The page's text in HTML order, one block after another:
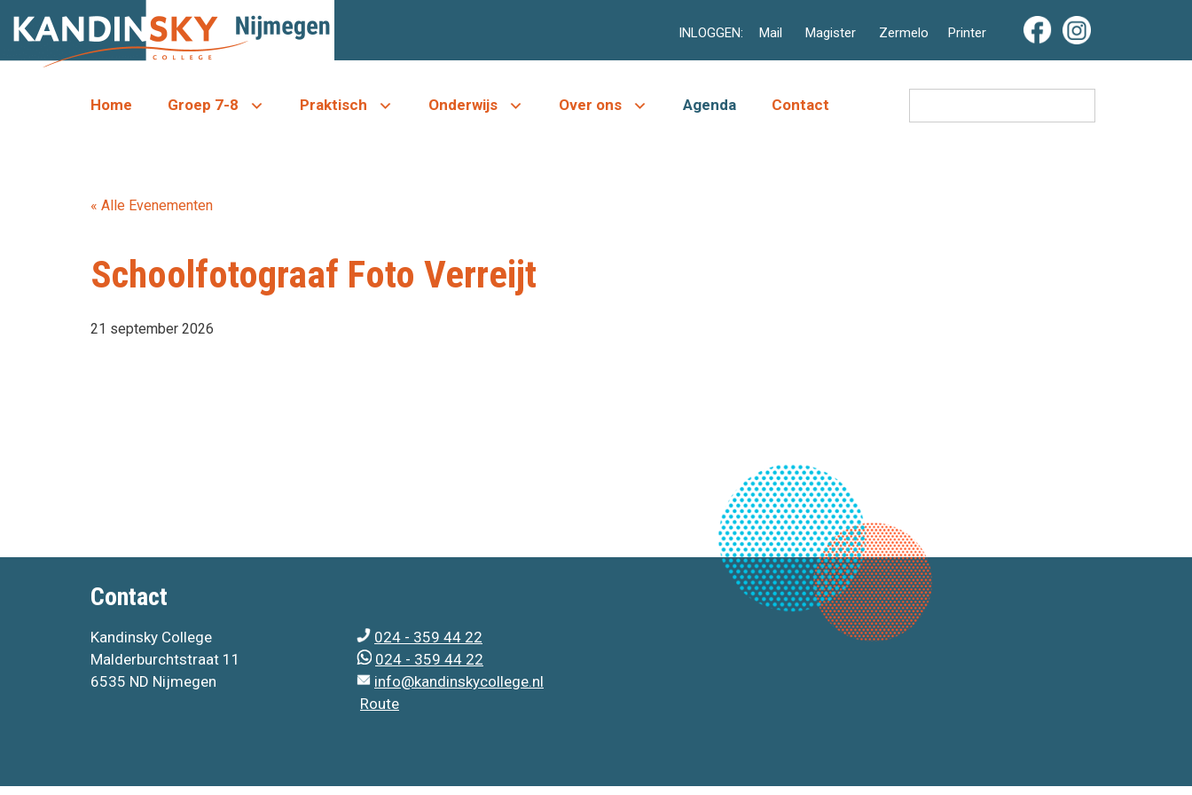
naar
INLOGGEN: Mail Magister Zermelo Printer
Home Groep 7-8 Praktisch Onderwijs Over ons Agenda Contact
« Alle Evenementen
Schoolfotograaf Foto Verreijt
21 september 2026
Contact
Kandinsky College
Malderburchtstraat 11
6535 ND Nijmegen
024 - 359 44 22
024 - 359 44 22
info@kandinskycollege.nl
Route